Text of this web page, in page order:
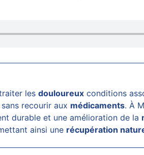
lesdouloureux conditions
recourir aux médicaments. À
durable et une amélioration de la
ainsi une récupération